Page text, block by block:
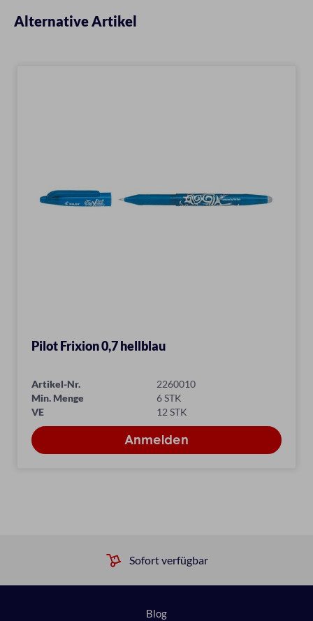
Alternative Artikel
Pilot Frixion 0,7 hellblau
Artikel-Nr.
2260010
Min. Menge
6 STK
VE
12 STK
Sofort verfügbar
Blog